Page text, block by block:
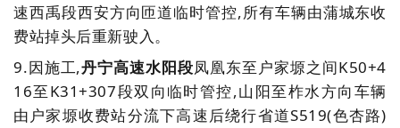
速西禹段西安方向匝道临时管控,所有车辆由蒲城东收
费站掉头后重新驶入。
9.因施工,丹宁高速水阳段凤凰东至户家塬之间K50+4
16至K31+307段双向临时管控,山阳至柞水方向车辆
由户家塬收费站分流下高速后绕行省道S519(色杏路)